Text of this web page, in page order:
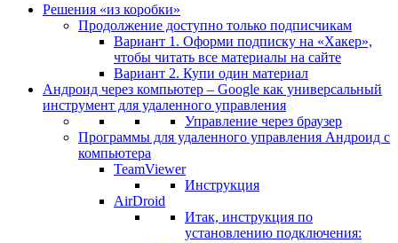
Решения «из коробки»
Продолжение доступно только подписчикам
Вариант 1. Оформи подписку на «Хакер»,
чтобы читать все материалы на сайте
Вариант 2. Купи один материал
Андроид через компьютер – Google как универсальный
инструмент для удаленного управления
Управление через браузер
Программы для удаленного управления Андроид с
компьютера
TeamViewer
Инструкция
AirDroid
Итак, инструкция по
установлению подключения: